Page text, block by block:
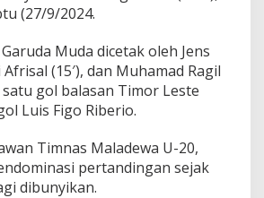
l
i
k
a
s
i
a
l
(27/9/2024.
Muda dicetak oleh Jens
Afrisal (15′), dan Muhamad Ragil
satu gol balasan Timor Leste
Luis Figo Riberio.
Timnas Maladewa U-20,
pertandingan sejak
dibunyikan.